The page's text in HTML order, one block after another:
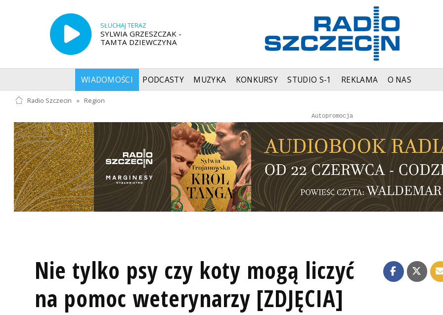
SŁUCHAJ TERAZ
SYLWIA GRZESZCZAK -
TAMTA DZIEWCZYNA
WIADOMOŚCI PODCASTY MUZYKA KONKURSY STUDIO S-1 REKLAMA O NAS
Radio Szczecin » Region
Autopromocja
Autopromocja
Reklama
Nie tylko psy czy koty mogą liczyć
na pomoc weterynarzy [ZDJĘCIA]